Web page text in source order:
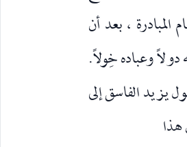
المبادرة ، بعد أن
وعباده خِولاً.
يزيد الفاسق إلى